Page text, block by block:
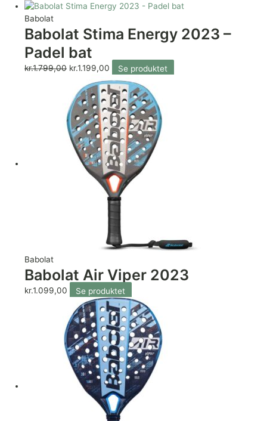
Babolat
Babolat Stima Energy 2023 –
Padel bat
kr.1.799,00 kr.1.199,00 Se produktet
Babolat
Babolat Air Viper 2023
kr.1.099,00 Se produktet